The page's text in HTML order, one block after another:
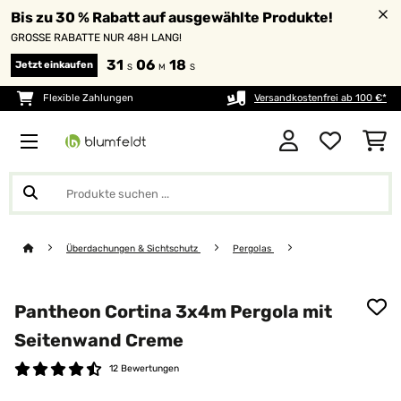
Bis zu 30 % Rabatt auf ausgewählte Produkte!
GROSSE RABATTE NUR 48H LANG!
Jetzt einkaufen 31 S 06 M 18 S
Flexible Zahlungen Versandkostenfrei ab 100 €*
Überdachungen & Sichtschutz Pergolas
Pantheon Cortina 3x4m Pergola mit
Seitenwand Creme
12 Bewertungen